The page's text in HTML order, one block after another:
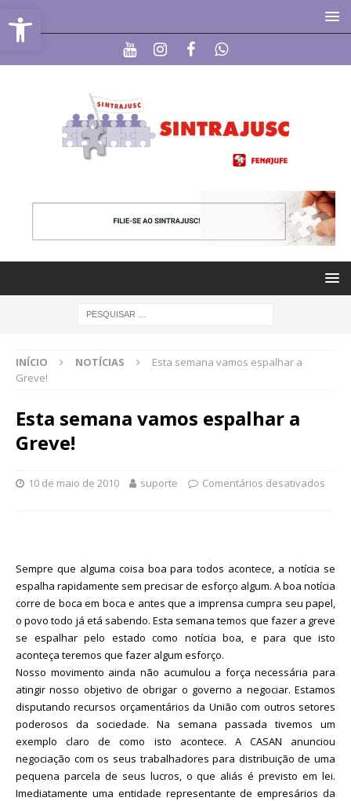
Abrir a barra de ferramentas
INÍCIO NOTÍCIAS
Esta semana vamos espalhar a
Greve!
Esta semana vamos espalhar a
Greve!
10 de maio de 2010 suporte Comentários desativados
Sempre que alguma coisa boa para todos acontece, a notícia se
espalha rapidamente sem precisar de esforço algum. A boa notícia
corre de boca em boca e antes que a imprensa cumpra seu papel,
o povo todo já etá sabendo. Esta semana temos que fazer a greve
se espalhar pelo estado como notícia boa, e para que isto
aconteça teremos que fazer algum esforço.
Nosso movimento ainda não acumulou a força necessária para
atingir nosso objetivo de obrigar o governo a negociar. Estamos
disputando recursos orçamentários da União com outros setores
poderosos da sociedade. Na semana passada tivemos um
exemplo claro de como isto acontece. A CASAN anunciou
negociação com os seus trabalhadores para distribuição de uma
pequena parcela de seus lucros, o que aliás é previsto em lei.
Imediatamente uma entidade representante de empresários da